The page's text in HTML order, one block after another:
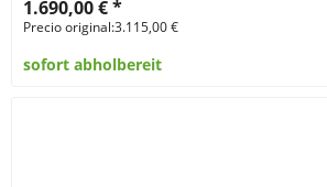
1.690,00 € *
Precio original:3.115,00 €
sofort abholbereit